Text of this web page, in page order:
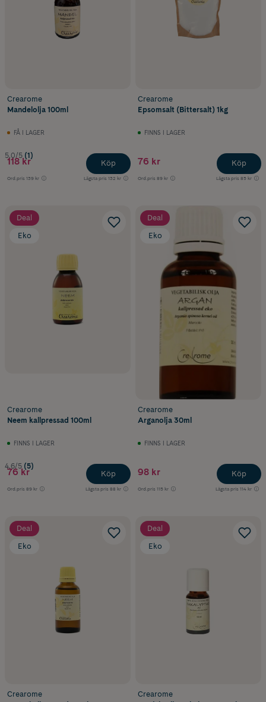
Crearome
Mandelolja 100ml
FÅ I LAGER
5.0/5 (1)
118 kr
Ord.pris 139 kr Lägsta pris 132 kr
Köp
Crearome
Epsomsalt (Bittersalt) 1kg
FINNS I LAGER
76 kr
Ord.pris 89 kr Lägsta pris 85 kr
Köp
Deal
Eko
Crearome
Neem kallpressad 100ml
FINNS I LAGER
4.6/5 (5)
76 kr
Ord.pris 89 kr Lägsta pris 88 kr
Köp
Deal
Eko
Crearome
Arganolja 30ml
FINNS I LAGER
98 kr
Ord.pris 115 kr Lägsta pris 114 kr
Köp
Deal
Eko
Crearome
Deal
Eko
Crearome